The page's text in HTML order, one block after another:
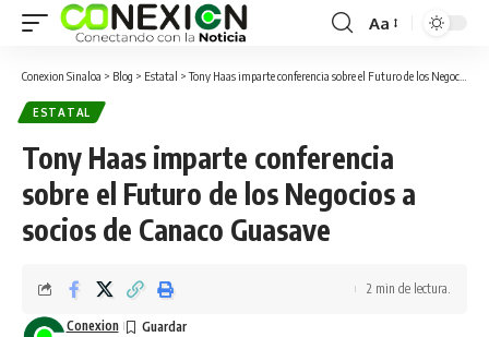
Aa
Conexion Sinaloa > Blog > Estatal >Tony Haas imparte conferencia sobre el Futuro de los Negocios a socios de Canaco Guasave
ESTATAL
Tony Haas imparte conferencia
sobre el Futuro de los Negocios a
socios de Canaco Guasave
Conexion
2 min de lectura.